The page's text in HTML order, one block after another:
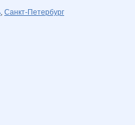
, Санкт-Петербург